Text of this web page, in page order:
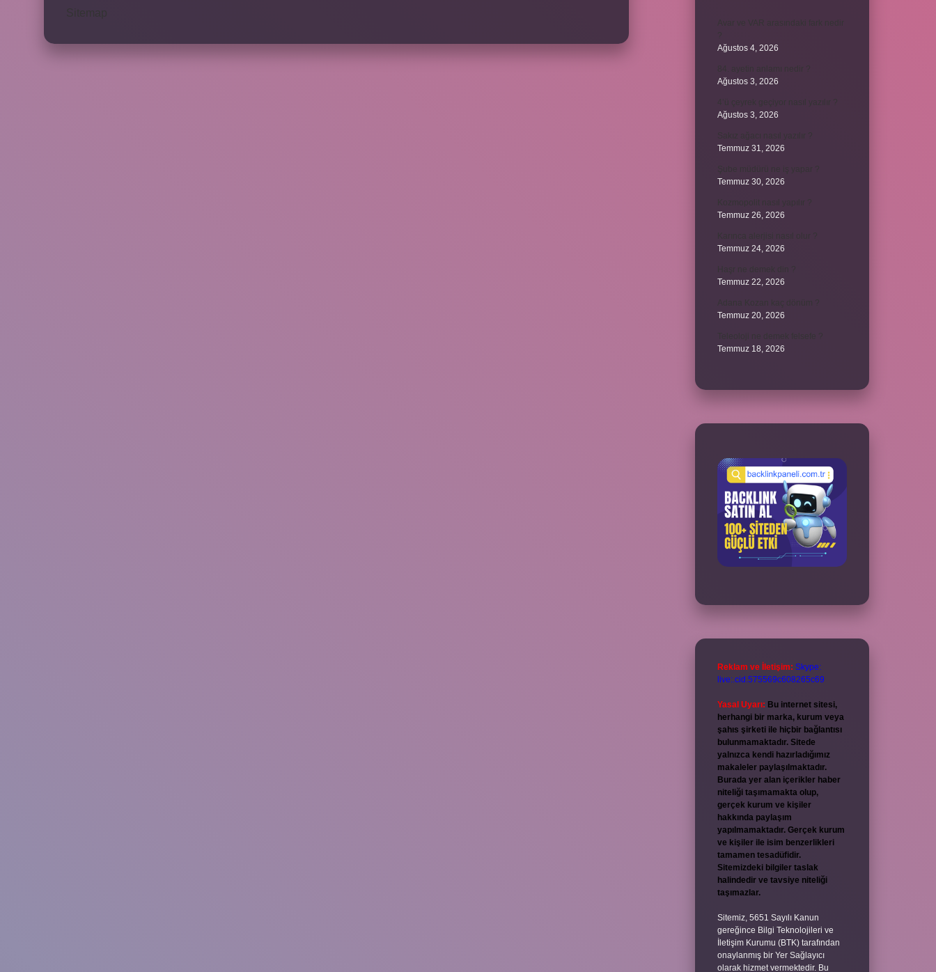
Ağustos 4, 2026
Ağustos 3, 2026
Ağustos 3, 2026
Temmuz 31, 2026
Temmuz 30, 2026
Temmuz 26, 2026
Temmuz 24, 2026
Temmuz 22, 2026
Temmuz 20, 2026
Temmuz 18, 2026
Reklam ve İletişim: Skype:
live:.cid.575569c608265c69
Yasal Uyarı: Bu internet sitesi,
herhangi bir marka, kurum veya
şahıs şirketi ile hiçbir bağlantısı
bulunmamaktadır. Sitede
yalnızca kendi hazırladığımız
makaleler paylaşılmaktadır.
Burada yer alan içerikler haber
niteliği taşımamakta olup,
gerçek kurum ve kişiler
hakkında paylaşım
yapılmamaktadır. Gerçek kurum
ve kişiler ile isim benzerlikleri
tamamen tesadüfidir.
Sitemizdeki bilgiler taslak
halindedir ve tavsiye niteliği
taşımazlar.
Sitemiz, 5651 Sayılı Kanun
gereğince Bilgi Teknolojileri ve
İletişim Kurumu (BTK) tarafından
onaylanmış bir Yer Sağlayıcı
olarak hizmet vermektedir. Bu